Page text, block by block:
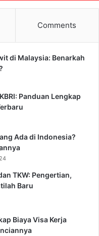
Comments
di Malaysia: Benarkah
Panduan Lengkap
Ada di Indonesia?
TKW: Pengertian,
Baru
Biaya Visa Kerja